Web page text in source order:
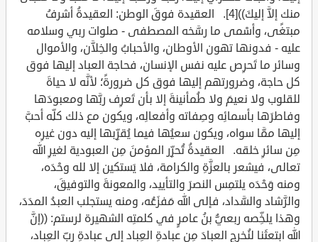
منك إلاَّ إليكَ))[4]. العقيدة فوقَ الوطن: العقيدةُ أشرفُ
مبتغًى، وأسْمى ما رسَّخه المصطفى - صلوات ربي وسلامه
عليه - فدونها تهون الأوطان، والأحبابُ والخِلاَّن، والأموال
وسائر ما تَحرِص عليه نفس الإنسان، فحاجة العباد إليها فوق
كل حاجة، وضرورتهم إليها فوق كل ضرورةً؛ لأنَّه لا حياةَ
للقلوب ولا نعيمَ ولا طُمأنينةَ إلا بأن تَعرِف ربَّها ومعبودَها
وفاطرَها بأسمائِه وصِفاته وأفعالِه، ويكون مع ذلك كلِّه أحبَّ
إليها ممَّا سواه، ويكون سعيُها فيما يُقرِّبها إليه دون غيرِه
مِن سائرِ خلقه. العقيدةُ تُحرِّر المؤمنَ مِن العبودية لغيرِ الله
تعالى، فيشعر بالعزَّةِ والكرامة، فلا يَستكين إلا لله وحْدَه،
ومنه وَحْدَه يلتمِس النصرَ والتأييد، والمعونةَ والتوفيقَ،
والرَّشاد والسَّداد، فإلى الله مَفزَعُه، ومنه يستجلب العبدُ المدَدَ،
وهذا يلخِّصه ربعيُّ بنُ عامرٍ في كلمتِه الشهيرة لرستم: ((إنَّ
الله ابتعثَنا لنُخرِج العبادَ مِن عبادةِ العِباد إلى عبادةِ ربِّ العِباد،